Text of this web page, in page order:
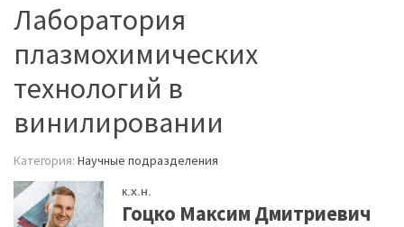
Лаборатория
плазмохимических
технологий в
винилировании
Категория: Научные подразделения
к.х.н.
Гоцко Максим Дмитриевич